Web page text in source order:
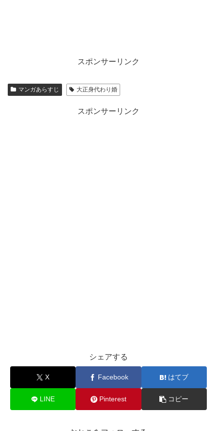
スポンサーリンク
マンガあらすじ 大正身代わり婚
スポンサーリンク
シェアする
X Facebook はてブ
LINE Pinterest コピー